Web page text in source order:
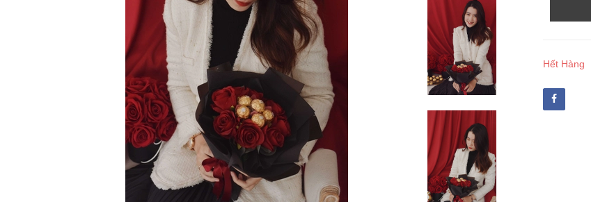
Hết Hàng